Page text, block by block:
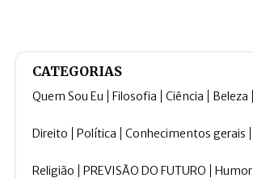
CATEGORIAS
Quem Sou Eu Filosofia Ciência Beleza
Direito Política Conhecimentos gerais
Religião PREVISÃO DO FUTURO Humor